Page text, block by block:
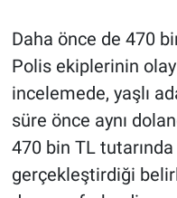
Daha önce de 470
Polis ekiplerinin
incelemede, yaşlı
süre önce aynı
470 bin TL
gerçekleştirdiği